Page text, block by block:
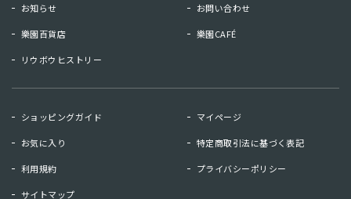
樂園CAFE
お知らせ お問い合わせ
樂園百貨店 樂園CAFÉ
リウボウヒストリー
ショッピングガイド マイページ
お気に入り 特定商取引法に基づく表記
利用規約 プライバシーポリシー
サイトマップ